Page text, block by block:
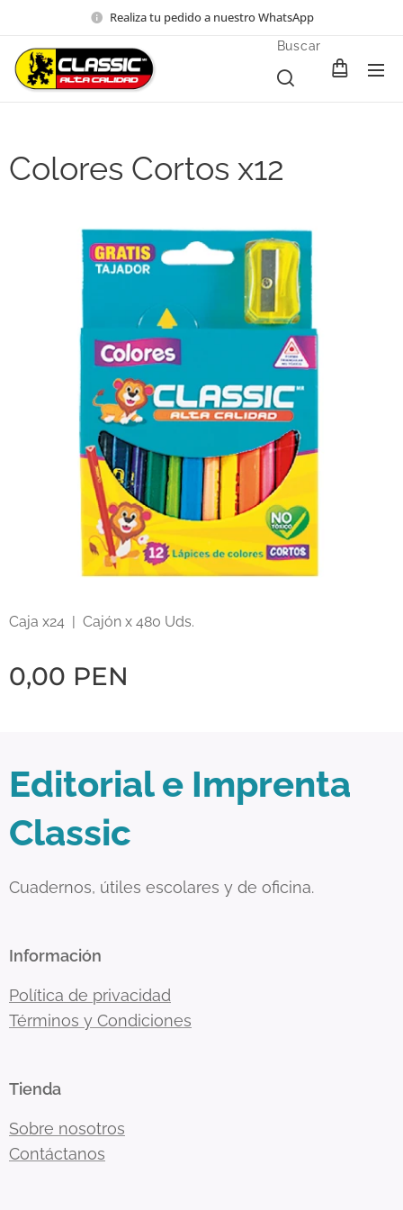
Realiza tu pedido a nuestro WhatsApp
Buscar
Colores Cortos x12
Caja x24 | Cajón x 480 Uds.
0,00 PEN
Editorial e Imprenta
Classic
Cuadernos, útiles escolares y de oficina.
Información
Política de privacidad
Términos y Condiciones
Tienda
Sobre nosotros
Contáctanos